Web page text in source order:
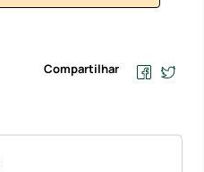
Compartilhar